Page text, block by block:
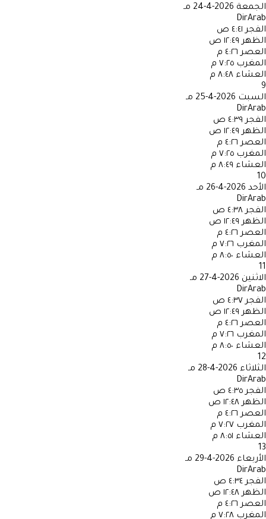
الجمعة 2026-4-24 مـ
DirArab
الفجر ٤:٤١ ص
الظهر ١٢:٤٩ ص
العصر ٤:٢٦ م
المغرب ٧:٢٥ م
العشاء ٨:٤٨ م
9
السبت 2026-4-25 مـ
DirArab
الفجر ٤:٣٩ ص
الظهر ١٢:٤٩ ص
العصر ٤:٢٦ م
المغرب ٧:٢٥ م
العشاء ٨:٤٩ م
10
الأحد 2026-4-26 مـ
DirArab
الفجر ٤:٣٨ ص
الظهر ١٢:٤٩ ص
العصر ٤:٢٦ م
المغرب ٧:٢٦ م
العشاء ٨:٥٠ م
11
الاثنين 2026-4-27 مـ
DirArab
الفجر ٤:٣٧ ص
الظهر ١٢:٤٩ ص
العصر ٤:٢٦ م
المغرب ٧:٢٦ م
العشاء ٨:٥٠ م
12
الثلاثاء 2026-4-28 مـ
DirArab
الفجر ٤:٣٥ ص
الظهر ١٢:٤٨ ص
العصر ٤:٢٦ م
المغرب ٧:٢٧ م
العشاء ٨:٥١ م
13
الأربعاء 2026-4-29 مـ
DirArab
الفجر ٤:٣٤ ص
الظهر ١٢:٤٨ ص
العصر ٤:٢٦ م
المغرب ٧:٢٨ م